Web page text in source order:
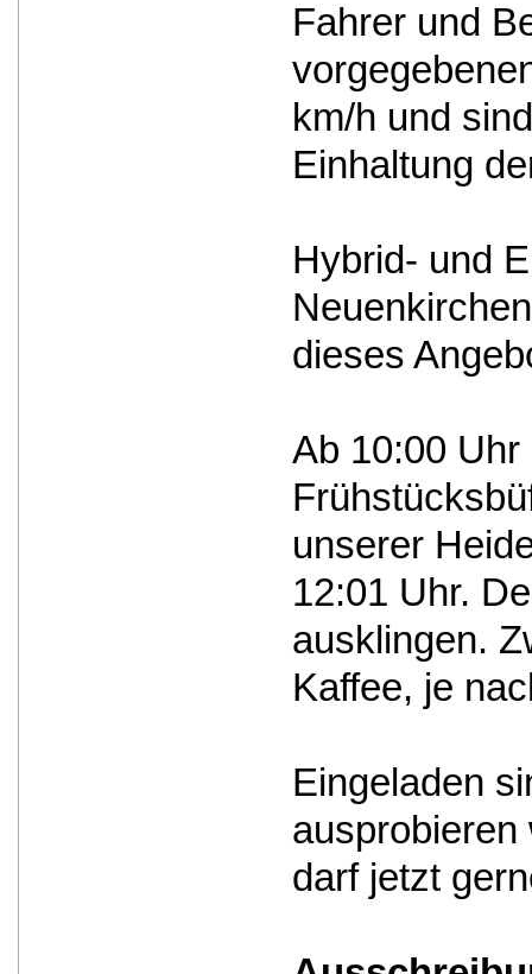
Fahrer und
km/h und
Einhaltung
Hybrid- und
dieses
Ab 10:00
unserer
12:01 Uhr.
ausklingen.
Kaffee, je
Eingeladen
ausprobieren
darf jetzt